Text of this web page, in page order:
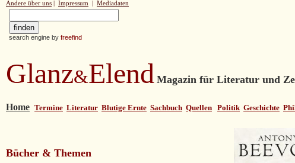
Andere über uns Impressum Mediadaten
search engine by freefind
Glanz&Elend Magazin für Literatur und
Home Termine Literatur Blutige Ernte Sachbuch Quellen Politik Geschichte
Bücher & Themen